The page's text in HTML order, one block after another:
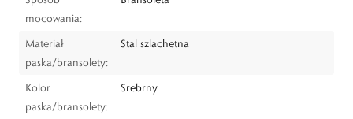
mocowania:
Materiał
paska/bransolety:
Stal szlachetna
Kolor
paska/bransolety:
Srebrny